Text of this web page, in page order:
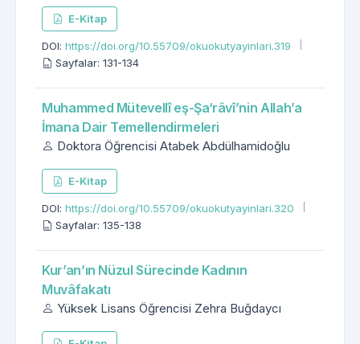
E-Kitap
DOI: https://doi.org/10.55709/okuokutyayinlari.319
Sayfalar: 131-134
Muhammed Mütevellî eş-Şa‘râvî’nin Allah’a
İmana Dair Temellendirmeleri
Doktora Öğrencisi Atabek Abdülhamidoğlu
E-Kitap
DOI: https://doi.org/10.55709/okuokutyayinlari.320
Sayfalar: 135-138
Kur’an’ın Nüzul Sürecinde Kadının
Muvâfakatı
Yüksek Lisans Öğrencisi Zehra Buğdaycı